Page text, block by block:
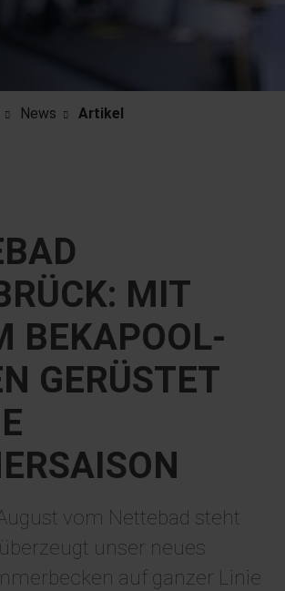
News Artikel
MIT
BEKAPOOL-
GERÜSTET
vom Nettebad steht
unser neues
auf ganzer Linie